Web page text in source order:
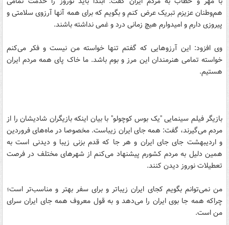
هم‌وطنان عزیزم تبریک عرض کنم و بگویم که برای همه آنها آرزوی سلامتی و
پیروزی دارم و امیدوارم هیچ زمانی درد و غمی نداشته باشند.
وی افزود: این آرزوهایی که گفتم تنها خواسته من نیست و فکر می‌کنم
خواسته تمامی هنرمندان این مرز و بوم باشد. ما خاک پای همه مردم ایران
هستیم.
بازیگر فیلم سینمایی "یک بوس کوچولو" با بیان اینکه بازیگران شادیشان را از
مردم می‌گیرند، گفت: همه جای ایران زیباست. مخصوصا در ماه‌های فروردین
و اردیبهشت جای جای ایران و هر جا که قدم بزنی زیبا و دیدنی است به
همین دلیل به مردم کشورم پیشنهاد می‌کنم از شهرهای مختلف در فرصت
تعطیلات نوروز دیدن کنند.
من نمی‌توانم بگویم کجای ایران زیباتر و برای سفر بهتر و مناسب‌تر است؛
چراکه همه جا بوی ایران را می‌دهد و به قول معروف همه جای ایران سرای
من است.